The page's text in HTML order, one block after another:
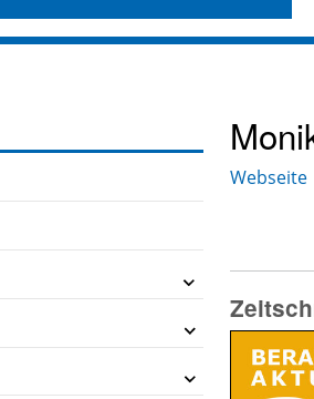
Webseite